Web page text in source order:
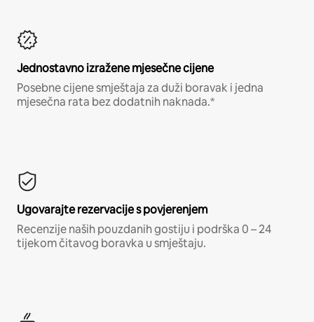
Jednostavno izražene mjesečne cijene
Posebne cijene smještaja za duži boravak i jedna
mjesečna rata bez dodatnih naknada.*
Ugovarajte rezervacije s povjerenjem
Recenzije naših pouzdanih gostiju i podrška 0 – 24
tijekom čitavog boravka u smještaju.